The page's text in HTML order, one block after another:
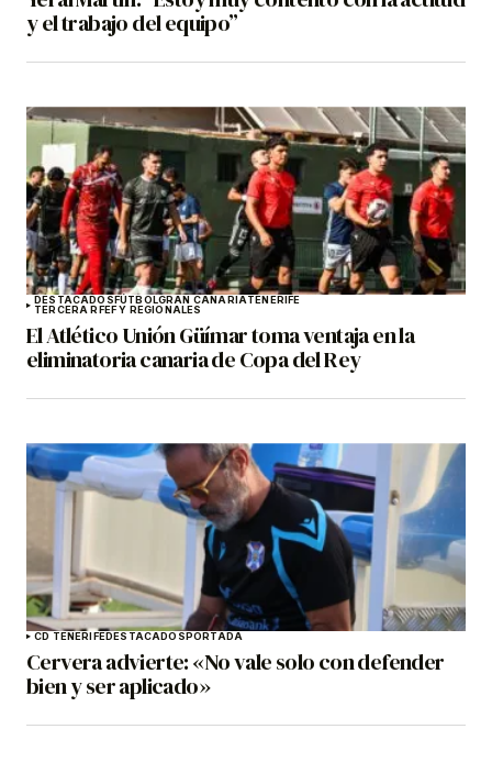
y el trabajo del equipo”
DESTACADOS FÚTBOLGRAN CANARIATENERIFE
TERCERA RFEF Y REGIONALES
El Atlético Unión Güímar toma ventaja en la
eliminatoria canaria de Copa del Rey
CD TENERIFEDESTACADOS PORTADA
Cervera advierte: «No vale solo con defender
bien y ser aplicado»